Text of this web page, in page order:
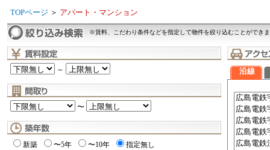
TOPページ ＞ アパート・マンション
※賃料、こだわり条件などを指定して物件を絞り込むことができ
～
〜
新築 〜5年 〜10年 指定無し
沿線